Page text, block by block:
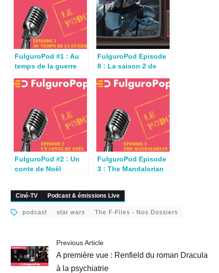
FulguroPod #1 : Au
temps de la guerre
FulguroPod Episode
8 : La saison 2 de
FulguroPod #2 : Un
conte de Noël
FulguroPod Episode
3 : The Mandalorian
Ciné-TV Podcast & émissions Live
podcast star wars The F-Files - Nos Dossiers
Previous Article
A première vue : Renfield du roman Dracula
à la psychiatrie